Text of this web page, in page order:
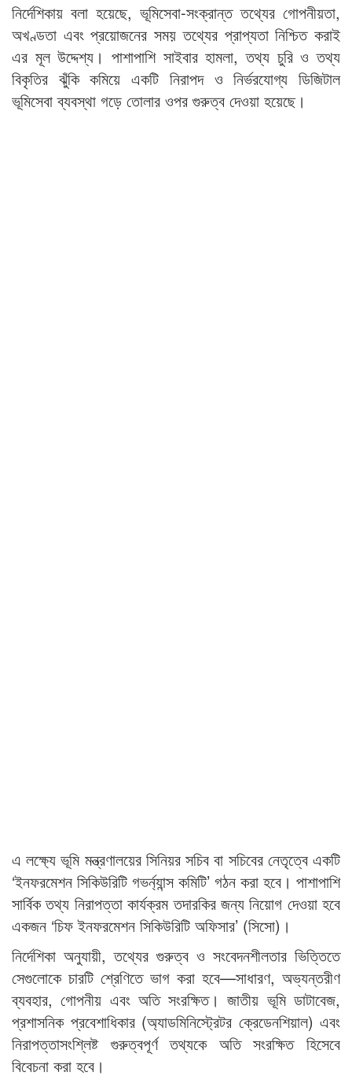
নির্দেশিকায় বলা হয়েছে, ভূমিসেবা-সংক্রান্ত তথ্যের গোপনীয়তা,
অখণ্ডতা এবং প্রয়োজনের সময় তথ্যের প্রাপ্যতা নিশ্চিত করাই
এর মূল উদ্দেশ্য। পাশাপাশি সাইবার হামলা, তথ্য চুরি ও তথ্য
বিকৃতির ঝুঁকি কমিয়ে একটি নিরাপদ ও নির্ভরযোগ্য ডিজিটাল
ভূমিসেবা ব্যবস্থা গড়ে তোলার ওপর গুরুত্ব দেওয়া হয়েছে।
এ লক্ষ্যে ভূমি মন্ত্রণালয়ের সিনিয়র সচিব বা সচিবের নেতৃত্বে একটি
‘ইনফরমেশন সিকিউরিটি গভর্ন্যান্স কমিটি’ গঠন করা হবে। পাশাপাশি
সার্বিক তথ্য নিরাপত্তা কার্যক্রম তদারকির জন্য নিয়োগ দেওয়া হবে
একজন ‘চিফ ইনফরমেশন সিকিউরিটি অফিসার’ (সিসো)।
নির্দেশিকা অনুযায়ী, তথ্যের গুরুত্ব ও সংবেদনশীলতার ভিত্তিতে
সেগুলোকে চারটি শ্রেণিতে ভাগ করা হবে—সাধারণ, অভ্যন্তরীণ
ব্যবহার, গোপনীয় এবং অতি সংরক্ষিত। জাতীয় ভূমি ডাটাবেজ,
প্রশাসনিক প্রবেশাধিকার (অ্যাডমিনিস্ট্রেটর ক্রেডেনশিয়াল) এবং
নিরাপত্তাসংশ্লিষ্ট গুরুত্বপূর্ণ তথ্যকে অতি সংরক্ষিত হিসেবে
বিবেচনা করা হবে।